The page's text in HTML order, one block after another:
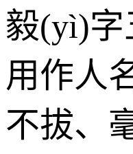
毅(yì)字
用作人
不拔、